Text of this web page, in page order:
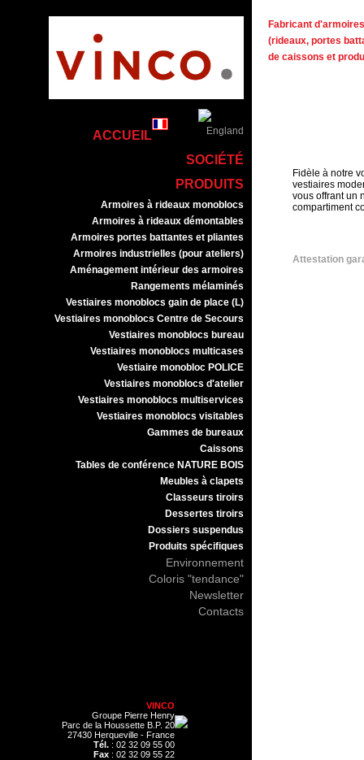
ACCUEIL
SOCIÉTÉ
PRODUITS
Armoires à rideaux monoblocs
Armoires à rideaux démontables
Armoires portes battantes et pliantes
Armoires industrielles (pour ateliers)
Aménagement intérieur des armoires
Rangements mélaminés
Vestiaires monoblocs gain de place (L)
Vestiaires monoblocs Centre de Secours
Vestiaires monoblocs bureau
Vestiaires monoblocs multicases
Vestiaire monobloc POLICE
Vestiaires monoblocs d'atelier
Vestiaires monoblocs multiservices
Vestiaires monoblocs visitables
Gammes de bureaux
Caissons
Tables de conférence NATURE BOIS
Meubles à clapets
Classeurs tiroirs
Dessertes tiroirs
Dossiers suspendus
Produits spécifiques
Environnement
Coloris "tendance"
Newsletter
Contacts
VINCO
Groupe Pierre Henry
Parc de la Houssette B.P. 20
27430 Herqueville - France
Tél. : 02 32 09 55 00
Fax : 02 32 09 55 22
Fabricant
(rideaux, portes
de caissons et
Fidèle à notre
vestiaires
vous offrant un
compartiment
Attestation